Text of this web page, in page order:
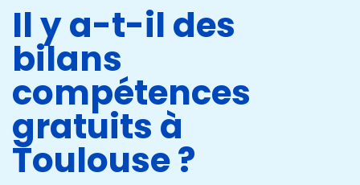
Il y a-t-il des
bilans
compétences
gratuits à
Toulouse ?